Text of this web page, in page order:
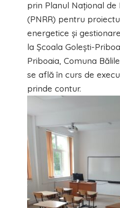
prin Planul Național de
(PNRR) pentru
energetice și
la Școala Golești-
Priboaia, Comuna
se află în curs de
prinde contur.